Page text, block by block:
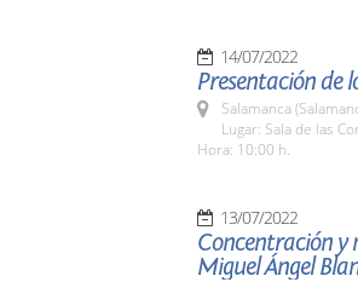
14/07/2022
Presentación de
Salamanca
Lugar: Sala de las
Hora: 10:00 h.
13/07/2022
Concentración y
Miguel Ángel